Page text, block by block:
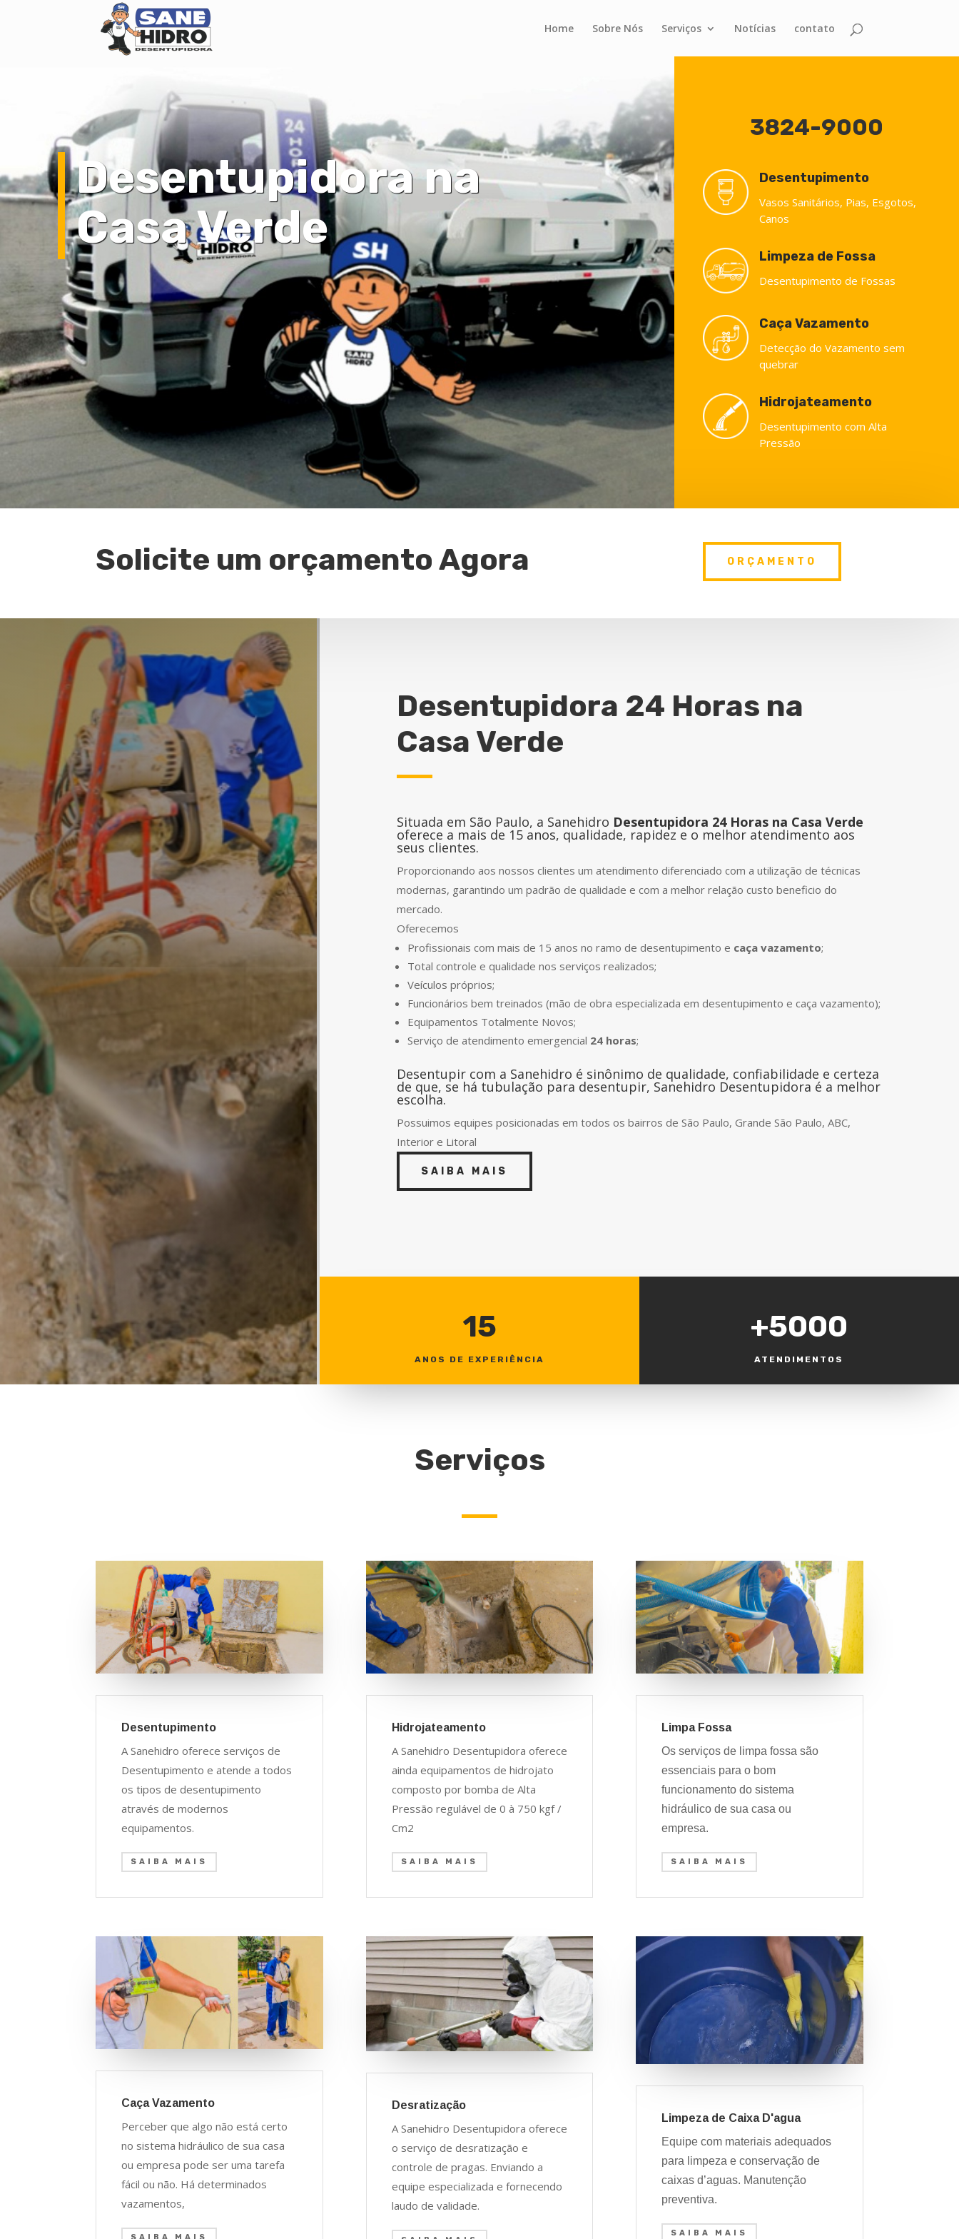
Home Sobre Nós Serviços Notícias contato
Desentupidora na
Casa Verde
3824-9000
Desentupimento
Vasos Sanitários, Pias, Esgotos,
Canos
Limpeza de Fossa
Desentupimento de Fossas
Caça Vazamento
Detecção do Vazamento sem
quebrar
Hidrojateamento
Desentupimento com Alta
Pressão
Solicite um orçamento Agora ORÇAMENTO
Desentupidora 24 Horas na
Casa Verde
Situada em São Paulo, a Sanehidro Desentupidora 24 Horas na Casa Verde
oferece a mais de 15 anos, qualidade, rapidez e o melhor atendimento aos
seus clientes.
Proporcionando aos nossos clientes um atendimento diferenciado com a utilização de técnicas
modernas, garantindo um padrão de qualidade e com a melhor relação custo beneficio do
mercado.
Oferecemos
Profissionais com mais de 15 anos no ramo de desentupimento e caça vazamento;
Total controle e qualidade nos serviços realizados;
Veículos próprios;
Funcionários bem treinados (mão de obra especializada em desentupimento e caça vazamento);
Equipamentos Totalmente Novos;
Serviço de atendimento emergencial 24 horas;
Desentupir com a Sanehidro é sinônimo de qualidade, confiabilidade e certeza
de que, se há tubulação para desentupir, Sanehidro Desentupidora é a melhor
escolha.
Possuimos equipes posicionadas em todos os bairros de São Paulo, Grande São Paulo, ABC,
Interior e Litoral
SAIBA MAIS
15
ANOS DE EXPERIÊNCIA
+5000
ATENDIMENTOS
Serviços
Desentupimento
A Sanehidro oferece serviços de
Desentupimento e atende a todos
os tipos de desentupimento
através de modernos
equipamentos.
SAIBA MAIS
Hidrojateamento
A Sanehidro Desentupidora oferece
ainda equipamentos de hidrojato
composto por bomba de Alta
Pressão regulável de 0 à 750 kgf /
Cm2
SAIBA MAIS
Limpa Fossa
Os serviços de limpa fossa são
essenciais para o bom
funcionamento do sistema
hidráulico de sua casa ou
empresa.
SAIBA MAIS
Caça Vazamento
Perceber que algo não está certo
no sistema hidráulico de sua casa
ou empresa pode ser uma tarefa
fácil ou não. Há determinados
vazamentos,
Desratização
A Sanehidro Desentupidora oferece
o serviço de desratização e
controle de pragas. Enviando a
equipe especializada e fornecendo
laudo de validade.
Limpeza de Caixa D'agua
Equipe com materiais adequados
para limpeza e conservação de
caixas d’aguas. Manutenção
preventiva.
SAIBA MAIS